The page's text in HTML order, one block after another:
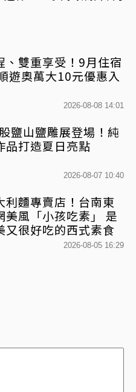
、雙重享受！9月住宿
遊奧萬大10元優惠入
2026-08-08 14:01
鹽山鹽雕展登場！純
品打造夏日亮點
2026-08-07 10:40
利麵專賣店！台南東
美風「小孩吃素」 是
又很好吃的西式素食
2026-08-05 16:29